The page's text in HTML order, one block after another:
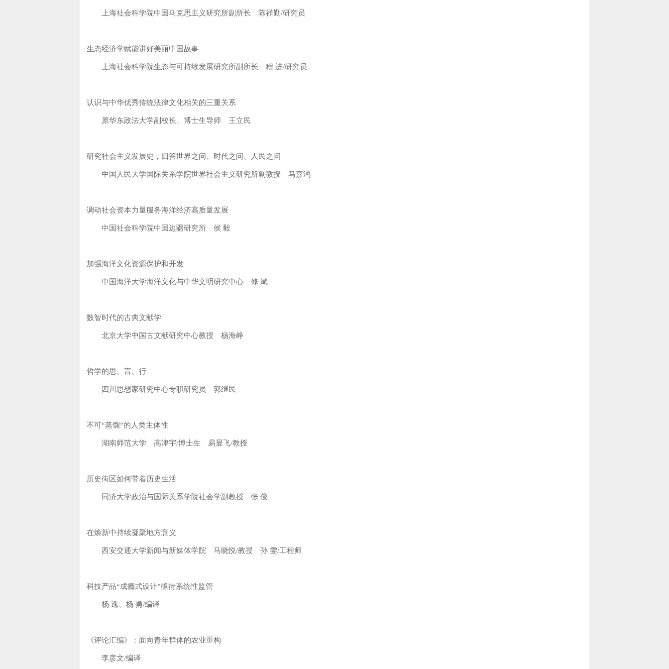
上海社会科学院中国马克思主义研究所副所长 陈祥勤/研究员
生态经济学赋能讲好美丽中国故事
上海社会科学院生态与可持续发展研究所副所长 程 进/研究员
认识与中华优秀传统法律文化相关的三重关系
原华东政法大学副校长、博士生导师 王立民
研究社会主义发展史，回答世界之问、时代之问、人民之问
中国人民大学国际关系学院世界社会主义研究所副教授 马嘉鸿
调动社会资本力量服务海洋经济高质量发展
中国社会科学院中国边疆研究所 侯 毅
加强海洋文化资源保护和开发
中国海洋大学海洋文化与中华文明研究中心 修 斌
数智时代的古典文献学
北京大学中国古文献研究中心教授 杨海峥
哲学的思、言、行
四川思想家研究中心专职研究员 郭继民
不可“蒸馏”的人类主体性
湖南师范大学 高津宇/博士生 易显飞/教授
历史街区如何带着历史生活
同济大学政治与国际关系学院社会学副教授 张 俊
在焕新中持续凝聚地方意义
西安交通大学新闻与新媒体学院 马晓悦/教授 孙 雯/工程师
科技产品“成瘾式设计”亟待系统性监管
杨 逸、杨 勇/编译
《评论汇编》：面向青年群体的农业重构
李彦文/编译